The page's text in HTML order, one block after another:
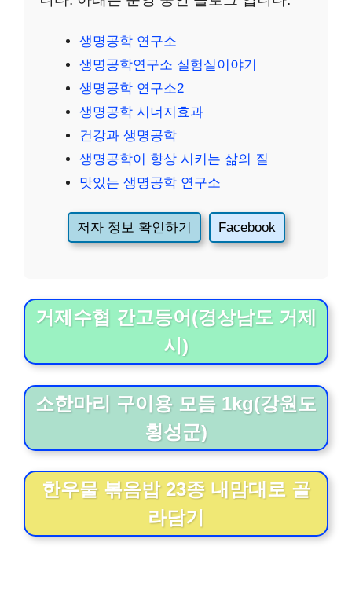
생명공학 연구소
생명공학연구소 실험실이야기
생명공학 연구소2
생명공학 시너지효과
건강과 생명공학
생명공학이 향상 시키는 삶의 질
맛있는 생명공학 연구소
저자 정보 확인하기 Facebook
거제수협 간고등어(경상남도 거제
시)
소한마리 구이용 모듬 1kg(강원도
횡성군)
한우물 볶음밥 23종 내맘대로 골
라담기